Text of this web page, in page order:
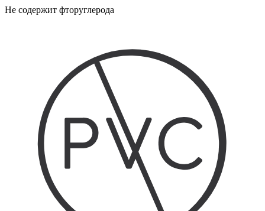
Не содержит фторуглерода